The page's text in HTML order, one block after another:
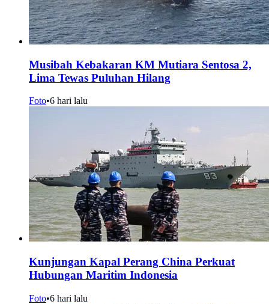
Musibah Kebakaran KM Mutiara Sentosa 2,
Lima Tewas Puluhan Hilang
Foto•6 hari lalu
Kunjungan Kapal Perang China Perkuat
Hubungan Maritim Indonesia
Foto•6 hari lalu